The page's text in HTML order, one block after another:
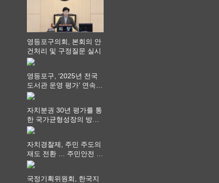
영등포구의회, 본회의 안
건처리 및 구정질문 실시
영등포구, ‘2025년 전국
도서관 운영 평가’ 연속
최고 영예 장관상에서 ‘대
자치분권 30년 평가를 통
한 국가균형성장의 방향
과 과제 논의
자치경찰제, 주민 주도의
재도 전환 … 주민안전 치
안서비스가 최우선 되어
국정기획위원회, 한국지